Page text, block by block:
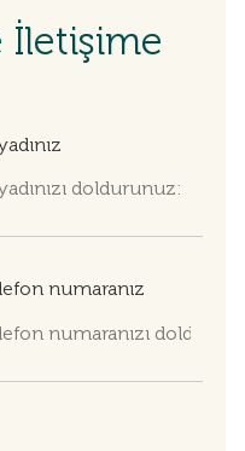
İletişime
numaranız